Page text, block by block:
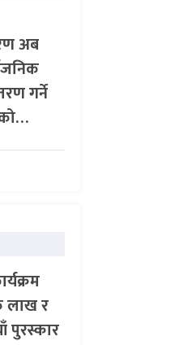
अब
गर्ने
र
पुरस्कार